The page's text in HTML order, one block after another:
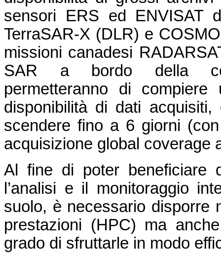
sensori ERS ed ENVISAT
TerraSAR-X (DLR) e
missioni canadesi
SAR a bordo della
permetteranno di
disponibilità di dati
scendere fino a 6 giorni
acquisizione global coverage
Al fine di poter beneficiare
l’analisi e il monitoraggio
suolo, è necessario disporre
prestazioni (HPC) ma
grado di sfruttarle in modo